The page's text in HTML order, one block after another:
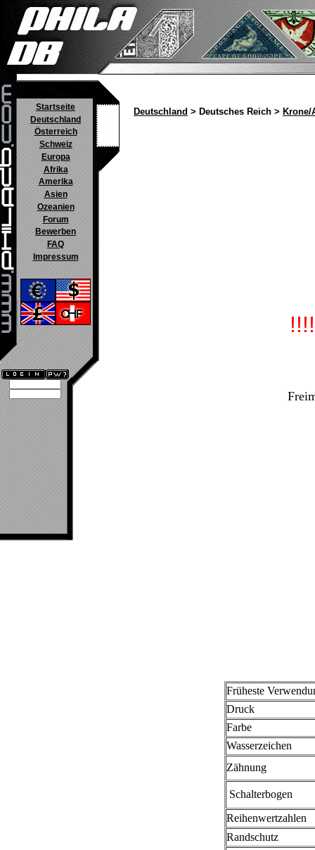
Startseite
Deutschland
Österreich
Schweiz
Europa
Afrika
Amerika
Asien
Ozeanien
Forum
Bewerben
FAQ
Impressum
Deutschland > Deutsches Reich > Krone/
Früheste
Druck
Farbe
Wasserzeichen
Zähnung
Schalterbogen
Reihenwertzahlen
Randschutz